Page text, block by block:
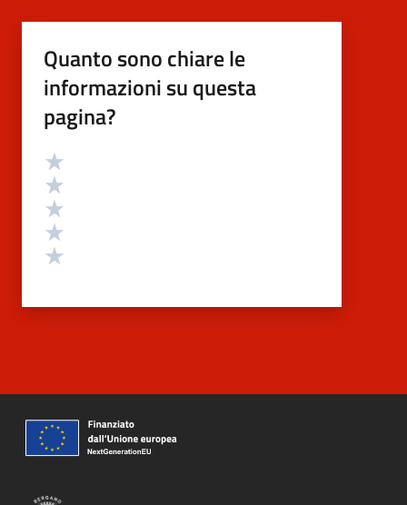
Quanto sono chiare le
informazioni su questa
pagina?
Valutazione